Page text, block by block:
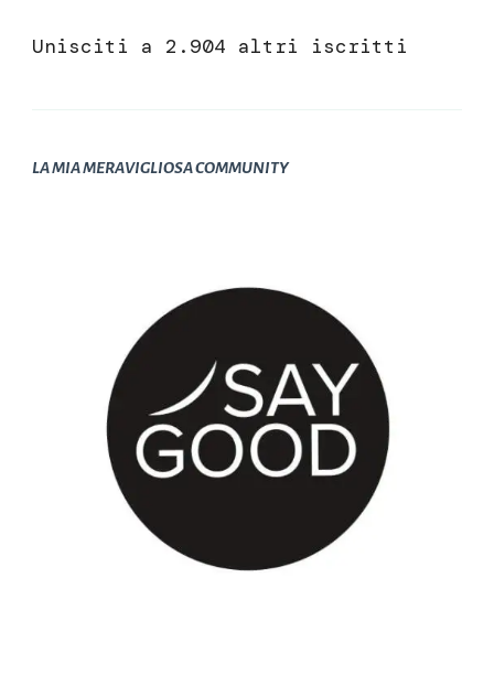
Unisciti a 2.904 altri iscritti
LA MIA MERAVIGLIOSA COMMUNITY